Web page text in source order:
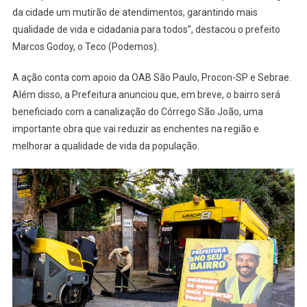
da cidade um mutirão de atendimentos, garantindo mais
qualidade de vida e cidadania para todos”, destacou o prefeito
Marcos Godoy, o Teco (Podemos).
A ação conta com apoio da OAB São Paulo, Procon-SP e Sebrae.
Além disso, a Prefeitura anunciou que, em breve, o bairro será
beneficiado com a canalização do Córrego São João, uma
importante obra que vai reduzir as enchentes na região e
melhorar a qualidade de vida da população.